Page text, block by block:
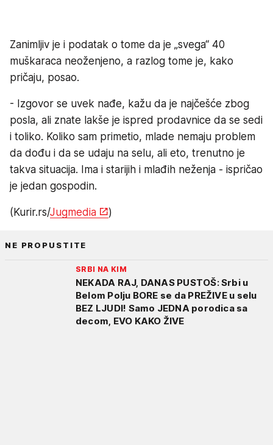
Zanimljiv je i podatak o tome da je „svega“ 40
muškaraca neoženjeno, a razlog tome je, kako
pričaju, posao.
- Izgovor se uvek nađe, kažu da je najčešće zbog
posla, ali znate lakše je ispred prodavnice da se sedi
i toliko. Koliko sam primetio, mlade nemaju problem
da dođu i da se udaju na selu, ali eto, trenutno je
takva situacija. Ima i starijih i mlađih neženja - ispričao
je jedan gospodin.
(Kurir.rs/Jugmedia )
NE PROPUSTITE
SRBI NA KIM
NEKADA RAJ, DANAS PUSTOŠ: Srbi u
Belom Polju BORE se da PREŽIVE u selu
BEZ LJUDI! Samo JEDNA porodica sa
decom, EVO KAKO ŽIVE